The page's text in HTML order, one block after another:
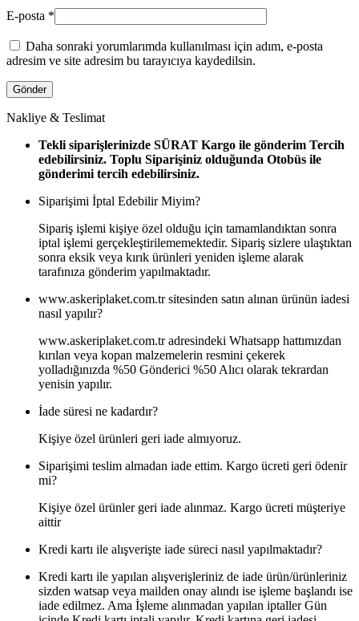
E-posta *
Daha sonraki yorumlarımda kullanılması için adım, e-posta
adresim ve site adresim bu tarayıcıya kaydedilsin.
Nakliye & Teslimat
Tekli siparişlerinizde SÜRAT Kargo ile gönderim Tercih
edebilirsiniz. Toplu Siparişiniz olduğunda Otobüs ile
gönderimi tercih edebilirsiniz.
Siparişimi İptal Edebilir Miyim?
Sipariş işlemi kişiye özel olduğu için tamamlandıktan sonra
iptal işlemi gerçekleştirilememektedir. Sipariş sizlere ulaştıktan
sonra eksik veya kırık ürünleri yeniden işleme alarak
tarafınıza gönderim yapılmaktadır.
www.askeriplaket.com.tr sitesinden satın alınan ürünün iadesi
nasıl yapılır?
www.askeriplaket.com.tr adresindeki Whatsapp hattımızdan
kırılan veya kopan malzemelerin resmini çekerek
yolladığınızda %50 Gönderici %50 Alıcı olarak tekrardan
yenisin yapılır.
İade süresi ne kadardır?
Kişiye özel ürünleri geri iade almıyoruz.
Siparişimi teslim almadan iade ettim. Kargo ücreti geri ödenir
mi?
Kişiye özel ürünler geri iade alınmaz. Kargo ücreti müşteriye
aittir
Kredi kartı ile alışverişte iade süreci nasıl yapılmaktadır?
Kredi kartı ile yapılan alışverişleriniz de iade ürün/ürünleriniz
sizden watsap veya mailden onay alındı ise işleme başlandı ise
iade edilmez. Ama İşleme alınmadan yapılan iptaller Gün